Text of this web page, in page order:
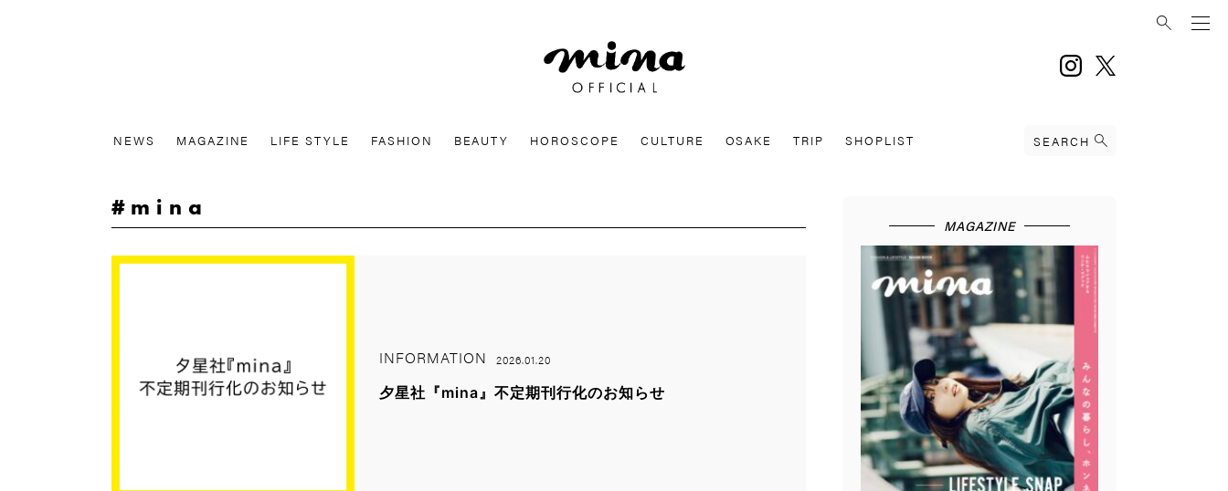
instagram
NEWS MAGAZINE LIFE STYLE FASHION BEAUTY HOROSCOPE CULTURE OSAKE TRIP SHOPLIST SEARCH
mina
INFORMATION 2026.01.20
夕星社『mina』不定期刊行化のお知らせ
MAGAZINE